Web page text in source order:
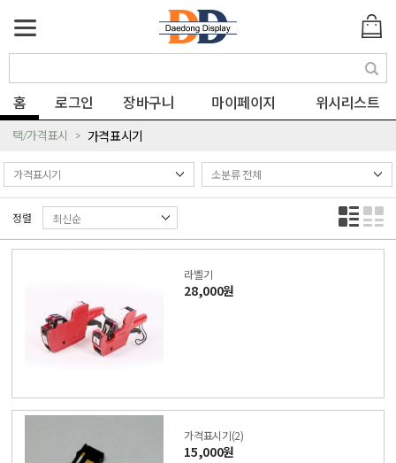
색
홈 로그인 장바구니 마이페이지 위시리스트
택/가격표시 가격표시기
정렬
라벨기
28,000원
가격표시기(2)
15,000원